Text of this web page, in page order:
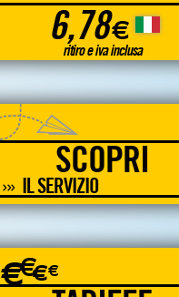
6,78€
ritiro e iva inclusa
SCOPRI
IL SERVIZIO
€€€€